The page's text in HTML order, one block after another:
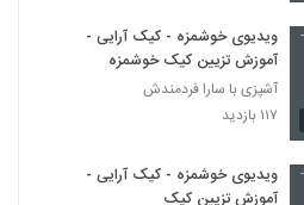
ویدیوی خوشمزه - کیک آرایی -
آموزش تزیین کیک خوشمزه
آشپزی با سارا فردمندش
۱۱۷ بازدید
ویدیوی خوشمزه - کیک آرایی -
آموزش تزیین کیک